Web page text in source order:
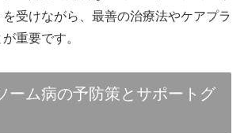
受けながら、最善の治療法やケアプラ
重要です。
ーム病の予防策とサポートグ